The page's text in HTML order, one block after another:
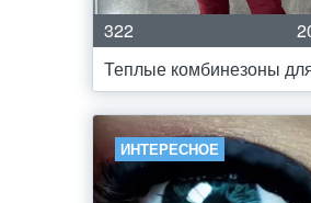
322
Теплые комбинезоны
ИНТЕРЕСНОЕ